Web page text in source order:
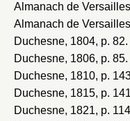
Almanach de
Almanach de
Duchesne, 1804, p. 82.
Duchesne, 1806, p. 85.
Duchesne, 1810, p.
Duchesne, 1815, p.
Duchesne, 1821, p.